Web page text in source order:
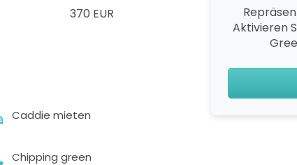
Aktivieren
370 EUR
Caddie mieten
Chipping green